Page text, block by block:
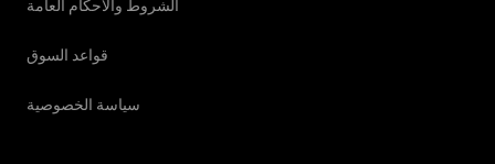
الشروط والأحكام العامة
قواعد السوق
سياسة الخصوصية